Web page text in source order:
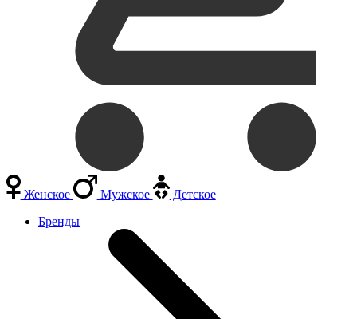
Женское Мужское
Детское
Бренды